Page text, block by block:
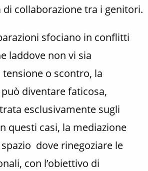
collaborazione tra i genitori.
sfociano in conflitti
laddove non vi sia
tensione o scontro, la
diventare faticosa,
esclusivamente sugli
questi casi, la mediazione
dove rinegoziare le
con l’obiettivo di